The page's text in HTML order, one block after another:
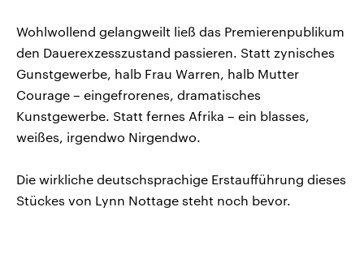
Wohlwollend gelangweilt ließ das Premierenpublikum
den Dauerexzesszustand passieren. Statt zynisches
Gunstgewerbe, halb Frau Warren, halb Mutter
Courage – eingefrorenes, dramatisches
Kunstgewerbe. Statt fernes Afrika – ein blasses,
weißes, irgendwo Nirgendwo.
Die wirkliche deutschsprachige Erstaufführung dieses
Stückes von Lynn Nottage steht noch bevor.